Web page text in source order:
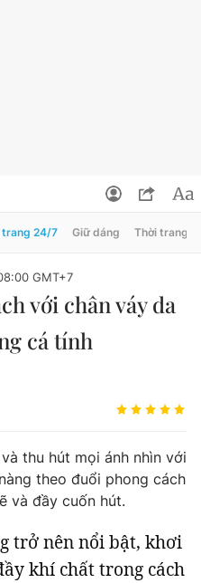
Tin 360
Podcasts
trang 24/7 Giữ dáng Thời trang
GMT+7
với chân váy da
cá tính
thu hút mọi ánh nhìn với
theo đuổi phong cách
và đầy cuốn hút.
trở nên nổi bật, khơi
khí chất trong cách